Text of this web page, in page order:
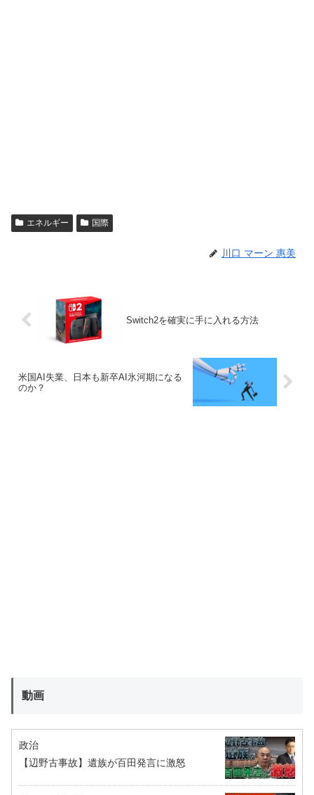
エネルギー 国際
川口 マーン 惠美
Switch2を確実に手に入れる方法
米国AI失業、日本も新卒AI氷河期になる
のか？
動画
政治
【辺野古事故】遺族が百田発言に激怒